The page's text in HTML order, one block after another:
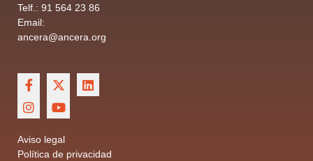
Telf.: 91 564 23 86
Email:
ancera@ancera.org
Aviso legal
Política de privacidad